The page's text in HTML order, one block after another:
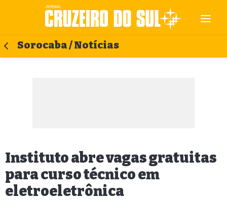
Sorocaba / Notícias
Instituto abre vagas gratuitas
para curso técnico em
eletroeletrônica